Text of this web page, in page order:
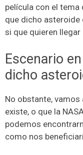
película con el tema
que dicho asteroide
si que quieren llegar
Escenario
dicho
No obstante,
existe, o que la
podemos
como nos